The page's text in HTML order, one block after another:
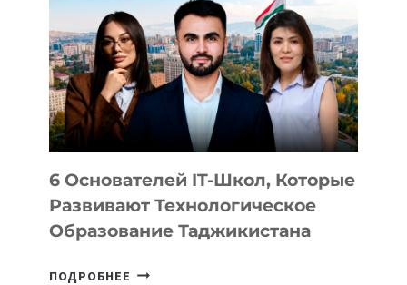
ВИДА
НОВОГО
УСТРОЙСТВА
ОТ
OPENAI
6 Основателей IT-Школ, Которые
Развивают Технологическое
Образование Таджикистана
ПОДРОБНЕЕ 6